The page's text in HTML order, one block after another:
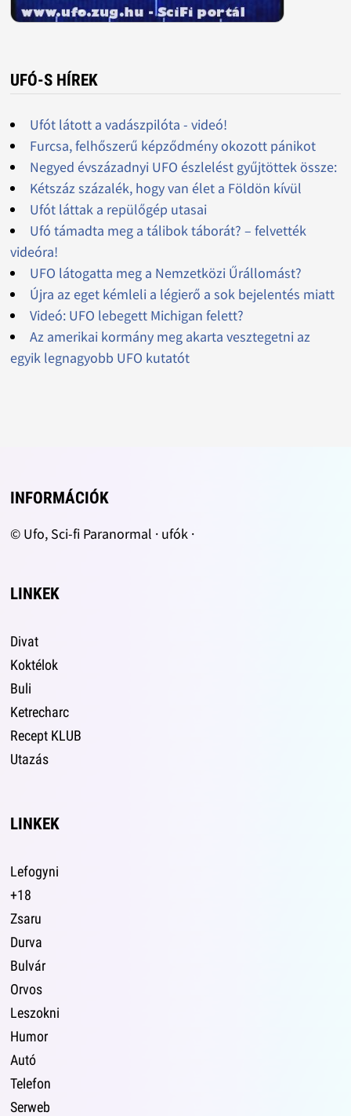
UFÓ-S HÍREK
Ufót látott a vadászpilóta - videó!
Furcsa, felhőszerű képződmény okozott pánikot
Negyed évszázadnyi UFO észlelést gyűjtöttek össze:
Kétszáz százalék, hogy van élet a Földön kívül
Ufót láttak a repülőgép utasai
Ufó támadta meg a tálibok táborát? – felvették
videóra!
UFO látogatta meg a Nemzetközi Űrállomást?
Újra az eget kémleli a légierő a sok bejelentés miatt
Videó: UFO lebegett Michigan felett?
Az amerikai kormány meg akarta vesztegetni az
egyik legnagyobb UFO kutatót
INFORMÁCIÓK
© Ufo, Sci-fi Paranormal · ufók ·
LINKEK
Divat
Koktélok
Buli
Ketrecharc
Recept KLUB
Utazás
LINKEK
Lefogyni
+18
Zsaru
Durva
Bulvár
Orvos
Leszokni
Humor
Autó
Telefon
Serweb